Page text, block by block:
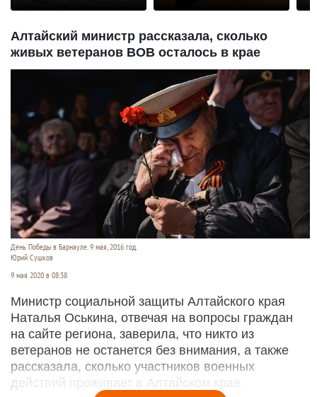
Алтайский министр рассказала, сколько
живых ветеранов ВОВ осталось в крае
День Победы в Барнауле. 9 мая, 2016 год.
Юрий Сушков
9 мая 2020 в 08:38
Министр социальной защиты Алтайского края
Наталья Оськина, отвечая на вопросы граждан
на сайте региона, заверила, что никто из
ветеранов не останется без внимания, а также
рассказала, сколько участников военных
действий проживает в Алтайском крае.